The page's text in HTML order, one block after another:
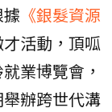
《銀髮資源
活動，頂呱
業博覽會，
辦跨世代溝